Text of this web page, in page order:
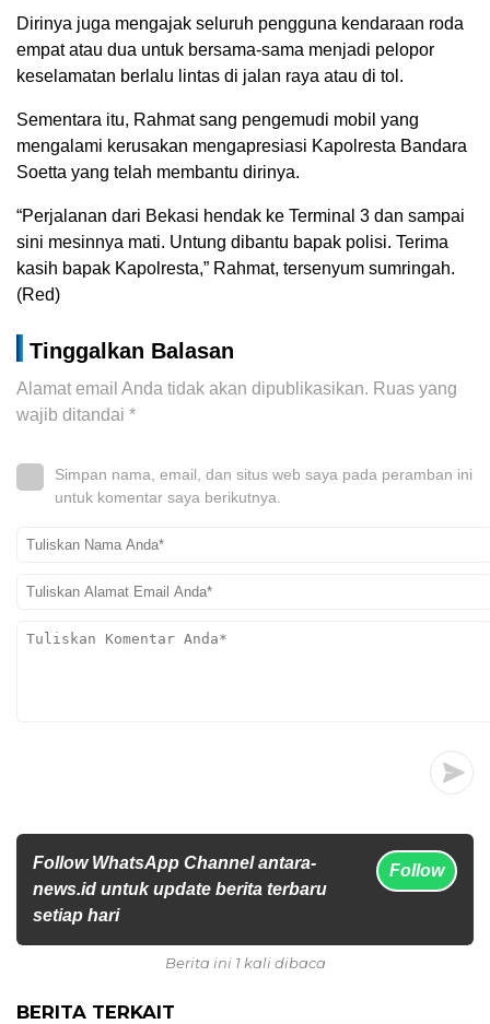
Dirinya juga mengajak seluruh pengguna kendaraan roda
empat atau dua untuk bersama-sama menjadi pelopor
keselamatan berlalu lintas di jalan raya atau di tol.
Sementara itu, Rahmat sang pengemudi mobil yang
mengalami kerusakan mengapresiasi Kapolresta Bandara
Soetta yang telah membantu dirinya.
“Perjalanan dari Bekasi hendak ke Terminal 3 dan sampai
sini mesinnya mati. Untung dibantu bapak polisi. Terima
kasih bapak Kapolresta,” Rahmat, tersenyum sumringah.
(Red)
Tinggalkan Balasan
Alamat email Anda tidak akan dipublikasikan. Ruas yang
wajib ditandai *
Simpan nama, email, dan situs web saya pada peramban ini
untuk komentar saya berikutnya.
Follow WhatsApp Channel antara-
news.id untuk update berita terbaru
setiap hari
Follow
Berita ini 1 kali dibaca
BERITA TERKAIT